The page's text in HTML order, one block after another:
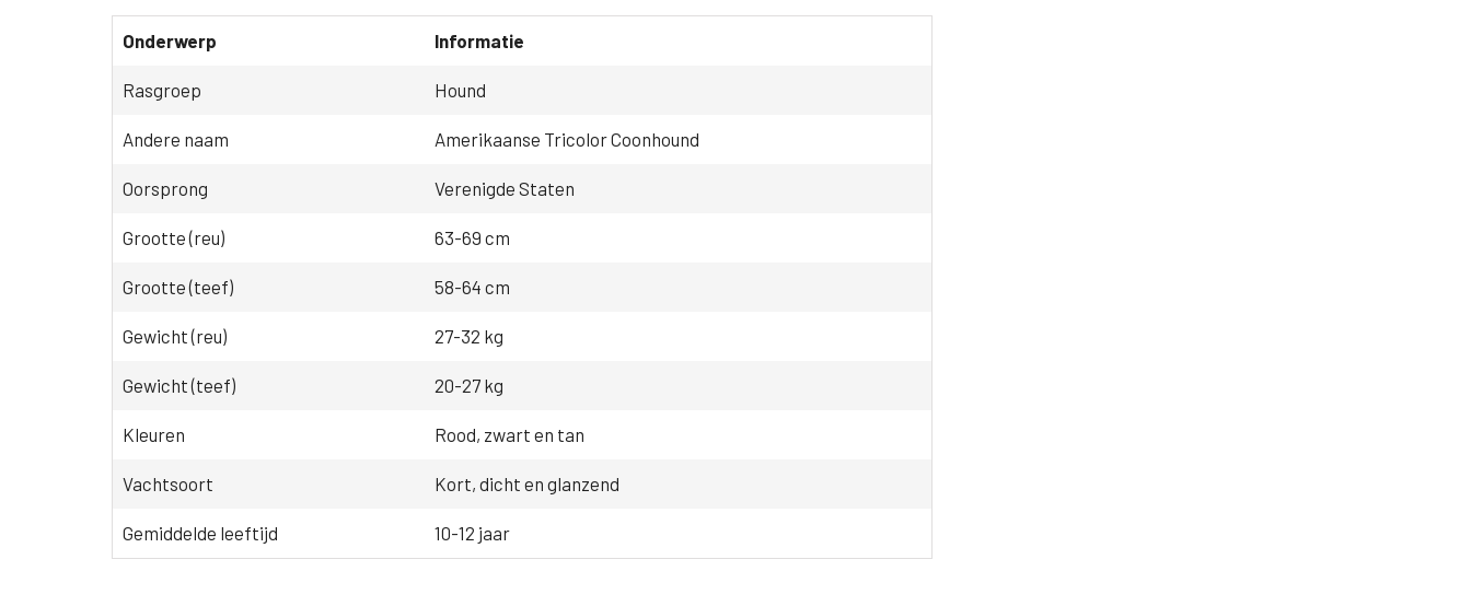
Onderwerp Informatie
Rasgroep Hound
Andere naam Amerikaanse Tricolor Coonhound
Oorsprong Verenigde Staten
Grootte (reu) 63-69 cm
Grootte (teef) 58-64 cm
Gewicht (reu) 27-32 kg
Gewicht (teef) 20-27 kg
Kleuren Rood, zwart en tan
Vachtsoort Kort, dicht en glanzend
Gemiddelde leeftijd 10-12 jaar